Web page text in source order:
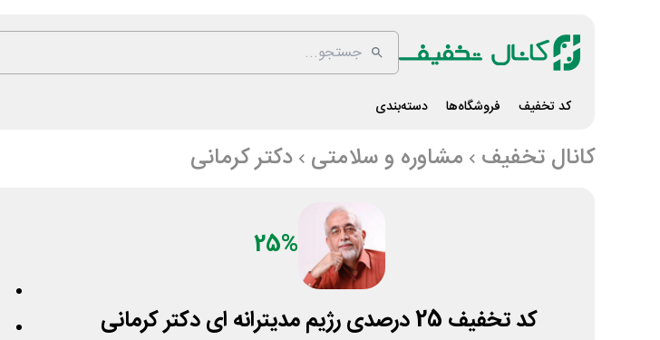
کد تخفیف فروشگاه‌ها دسته‌بندی
کانال تخفیف مشاوره و سلامتی دکتر کرمانی
25%
کد تخفیف 25 درصدی رژیم مدیترانه ای دکتر کرمانی